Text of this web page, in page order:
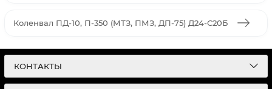
Коленвал ПД-10, П-350 (МТЗ, ПМЗ, ДП-75) Д24-С20Б
КОНТАКТЫ